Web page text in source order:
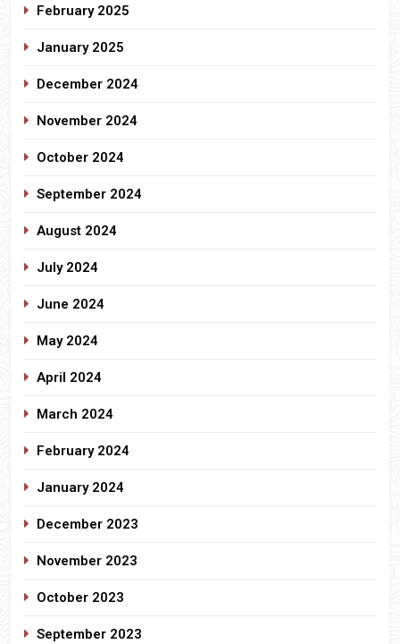
February 2025
January 2025
December 2024
November 2024
October 2024
September 2024
August 2024
July 2024
June 2024
May 2024
April 2024
March 2024
February 2024
January 2024
December 2023
November 2023
October 2023
September 2023